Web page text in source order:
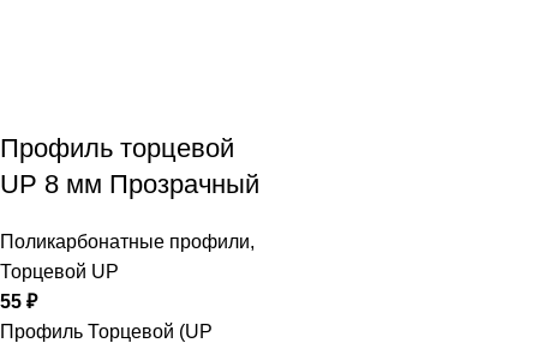
Профиль торцевой
UP 8 мм Прозрачный
Поликарбонатные профили,
Торцевой UP
55 ₽
Профиль Торцевой (UP